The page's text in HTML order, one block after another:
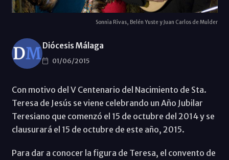
Sonnia Rivas, Belén Yuste y Juan Carlos de Mulder
Diócesis Málaga
01/06/2015
Con motivo del V Centenario del Nacimiento de Sta.
Teresa de Jesús se viene celebrando un Año Jubilar
Teresiano que comenzó el 15 de octubre del 2014 y se
clausurará el 15 de octubre de este año, 2015.
Para dar a conocer la figura de Teresa, el convento de